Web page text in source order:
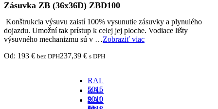
Zásuvka ZB (36x36D) ZBD100
Konštrukcia výsuvu zaistí 100% vysunutie zásuvky a plynulého
dojazdu. Umožní tak prístup k celej jej ploche. Vodiace lišty
výsuvného mechanizmu sú v …Zobraziť viac
Od: 193 € bez DPH237,39 € s DPH
RAL
5015
-
za
RAL
9010
RAL